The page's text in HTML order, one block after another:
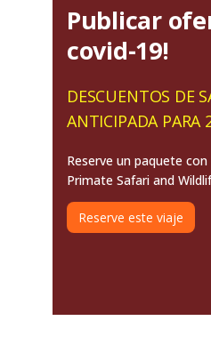
Publicar
covid-19!
DESCUENTOS DE
ANTICIPADA PARA
Reserve un paquete
Primate Safari and
Reserve este viaje